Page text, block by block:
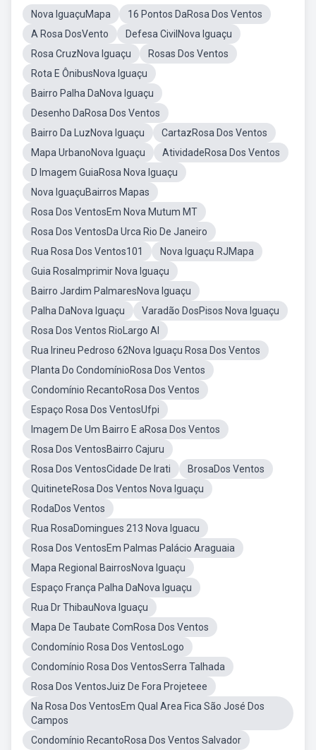
Nova IguaçuMapa
16 Pontos DaRosa Dos Ventos
A Rosa DosVento
Defesa CivilNova Iguaçu
Rosa CruzNova Iguaçu
Rosas Dos Ventos
Rota E ÔnibusNova Iguaçu
Bairro Palha DaNova Iguaçu
Desenho DaRosa Dos Ventos
Bairro Da LuzNova Iguaçu
CartazRosa Dos Ventos
Mapa UrbanoNova Iguaçu
AtividadeRosa Dos Ventos
D Imagem GuiaRosa Nova Iguaçu
Nova IguaçuBairros Mapas
Rosa Dos VentosEm Nova Mutum MT
Rosa Dos VentosDa Urca Rio De Janeiro
Rua Rosa Dos Ventos101
Nova Iguaçu RJMapa
Guia RosaImprimir Nova Iguaçu
Bairro Jardim PalmaresNova Iguaçu
Palha DaNova Iguaçu
Varadão DosPisos Nova Iguaçu
Rosa Dos Ventos RioLargo Al
Rua Irineu Pedroso 62Nova Iguaçu Rosa Dos Ventos
Planta Do CondomínioRosa Dos Ventos
Condomínio RecantoRosa Dos Ventos
Espaço Rosa Dos VentosUfpi
Imagem De Um Bairro E aRosa Dos Ventos
Rosa Dos VentosBairro Cajuru
Rosa Dos VentosCidade De Irati
BrosaDos Ventos
QuitineteRosa Dos Ventos Nova Iguaçu
RodaDos Ventos
Rua RosaDomingues 213 Nova Iguacu
Rosa Dos VentosEm Palmas Palácio Araguaia
Mapa Regional BairrosNova Iguaçu
Espaço França Palha DaNova Iguaçu
Rua Dr ThibauNova Iguaçu
Mapa De Taubate ComRosa Dos Ventos
Condomínio Rosa Dos VentosLogo
Condomínio Rosa Dos VentosSerra Talhada
Rosa Dos VentosJuiz De Fora Projeteee
Na Rosa Dos VentosEm Qual Area Fica São José Dos
Campos
Condomínio RecantoRosa Dos Ventos Salvador